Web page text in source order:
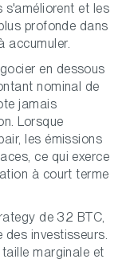
s'améliorent et les
profonde dans
accumuler.
en dessous
nominal de
jamais
Lorsque
les émissions
ce qui exerce
à court terme
de 32 BTC,
investisseurs.
marginale et